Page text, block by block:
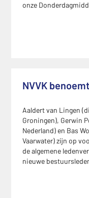
onze
NVVK
Aaldert van Lingen
Groningen), Gerwin
Nederland) en Bas
Vaarwater) zijn op
de algemene
nieuwe